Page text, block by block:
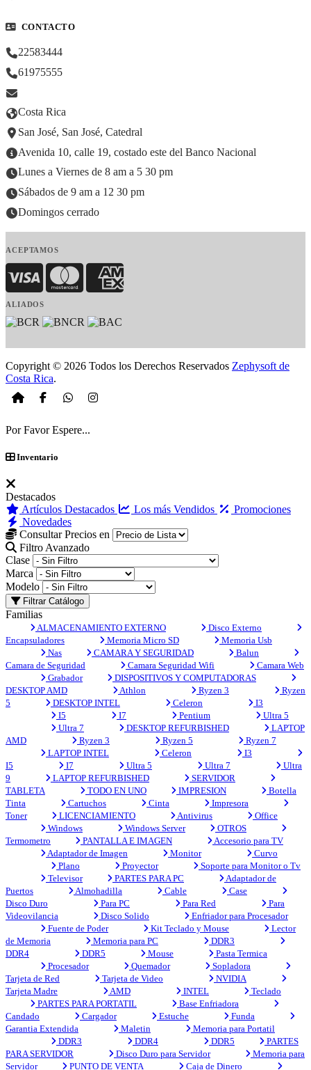
CONTACTO
22583444
61975555
Costa Rica
San José, San José, Catedral
Avenida 10, calle 19, costado este del Banco Nacional
Lunes a Viernes de 8 am a 5 30 pm
Sábados de 9 am a 12 30 pm
Domingos cerrado
ACEPTAMOS
Visa MasterCardAmerican Express
ALIADOS
Copyright © 2026 Todos los Derechos Reservados Zephysoft de
Costa Rica.
Por Favor Espere...
Inventario
Destacados
Artículos Destacados
Los más Vendidos
Promociones
Novedades
Consultar Precios en
Filtro Avanzado
Clase
Marca
Modelo
Filtrar Catálogo
Familias
ALMACENAMIENTO EXTERNO
Disco Externo
Encapsuladores
Memoria Micro SD
Memoria Usb
Nas
CAMARA Y SEGURIDAD
Balun
Camara de Seguridad
Camara Seguridad Wifi
Camara Web
Grabador
DISPOSITIVOS Y COMPUTADORAS
DESKTOP AMD
Athlon Ryzen 3
Ryzen
5
DESKTOP INTEL Celeron
I3
I5
I7 Pentium
Ultra 5
Ultra 7
DESKTOP REFURBISHED
LAPTOP
AMD
Ryzen 3 Ryzen 5
Ryzen 7
LAPTOP INTEL
Celeron
I3
I5
I7 Ultra 5 Ultra 7
Ultra
9
LAPTOP REFURBISHED
SERVIDOR
TABLETA
TODO EN UNO IMPRESION
Botella
Tinta
Cartuchos Cinta
Impresora
Toner
LICENCIAMIENTO Antivirus
Office
Windows
Windows Server
OTROS
Termometro
PANTALLA E IMAGEN
Accesorio para TV
Adaptador de Imagen
Monitor
Curvo
Plano
Proyector
Soporte para Monitor o Tv
Televisor
PARTES PARA PC
Adaptador de
Puertos
Almohadilla Cable
Case
Disco Duro
Para PC Para Red
Para
Videovilancia
Disco Solido
Enfriador para Procesador
Fuente de Poder
Kit Teclado y Mouse
Lector
de Memoria
Memoria para PC
DDR3
DDR4
DDR5 Mouse
Pasta Termica
Procesador
Quemador
Sopladora
Tarjeta de Red
Tarjeta de Video
NVIDIA
Tarjeta Madre
AMD INTEL
Teclado
PARTES PARA PORTATIL
Base Enfriadora
Candado
Cargador Estuche
Funda
Garantia Extendida
Maletin
Memoria para Portatil
DDR3
DDR4 DDR5
PARTES
PARA SERVIDOR
Disco Duro para Servidor
Memoria para
Servidor
PUNTO DE VENTA Caja de Dinero